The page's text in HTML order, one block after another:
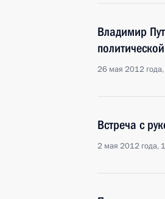
Владимир
26 мая 2012
Встреча с
2 мая 2012 года,